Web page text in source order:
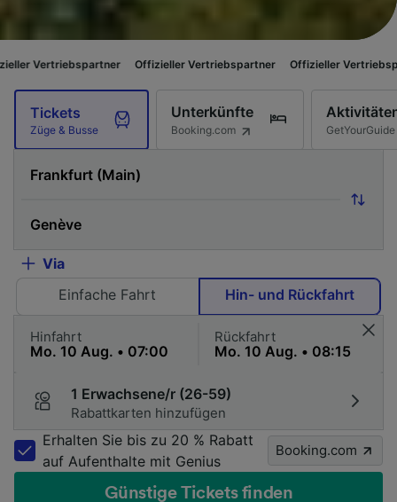
Offizieller Vertriebspartner Offizieller Vertriebspartner
Tickets
Züge & Busse
Unterkünfte
Booking.com GetYourGuide
Via
Einfache Fahrt
Hin- und Rückfahrt
Hinfahrt Rückfahrt
1 Erwachsene/r (26-59)
Rabattkarten hinzufügen
Erhalten Sie bis zu 20 % Rabatt
auf Aufenthalte mit Genius
Booking.com
Günstige Tickets finden